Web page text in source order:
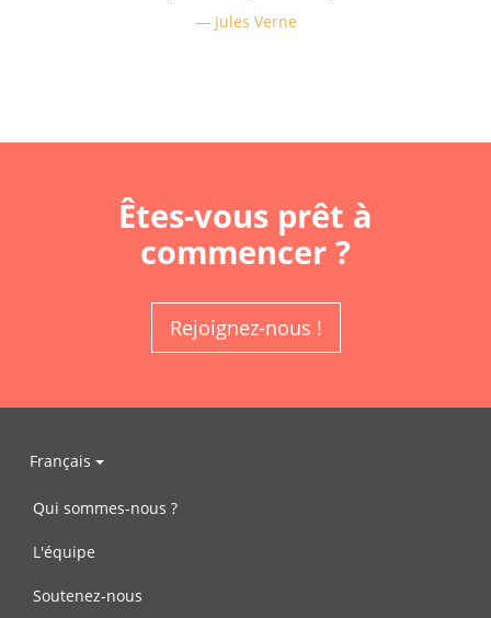
Jules Verne
Êtes-vous prêt à
commencer ?
Rejoignez-nous !
Français
Qui sommes-nous ?
L'équipe
Soutenez-nous